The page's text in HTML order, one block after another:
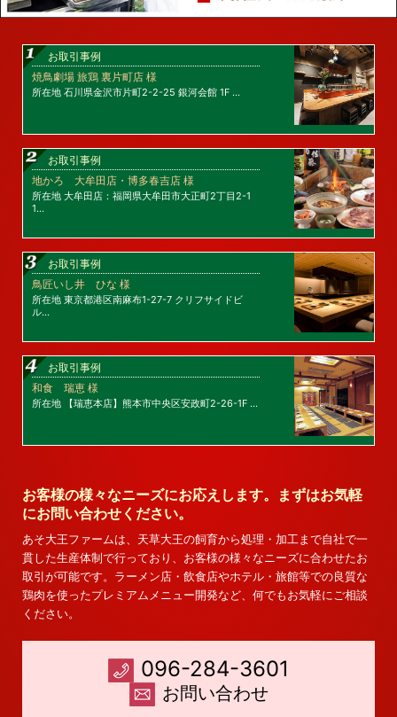
お取引事例
焼鳥劇場 旅鶏 裏片町店 様
所在地 石川県金沢市片町2-2-25 銀河会館 1F …
お取引事例
地かろ 大牟田店・博多春吉店 様
所在地 大牟田店：福岡県大牟田市大正町2丁目2-1
1…
お取引事例
鳥匠いし井 ひな 様
所在地 東京都港区南麻布1-27-7 クリフサイドビ
ル…
お取引事例
和食 瑞恵 様
所在地 【瑞恵本店】熊本市中央区安政町2-26-1F …
お客様の様々なニーズにお応えします。まずはお気軽
にお問い合わせください。
あそ大王ファームは、天草大王の飼育から処理・加工まで自社で一
貫した生産体制で行っており、お客様の様々なニーズに合わせたお
取引が可能です。ラーメン店・飲食店やホテル・旅館等での良質な
鶏肉を使ったプレミアムメニュー開発など、何でもお気軽にご相談
ください。
096-284-3601
お問い合わせ